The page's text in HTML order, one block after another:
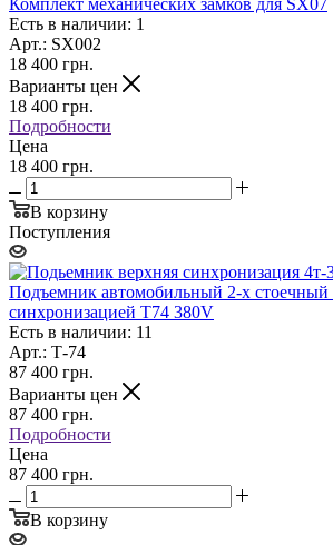
Есть в наличии: 1
Арт.: SX002
18 400 грн.
Варианты цен
18 400 грн.
Подробности
Цена
18 400 грн.
В корзину
Поступления
Подъемник автомобильный 2-х стоечный
синхронизацией T74 380V
Есть в наличии: 11
Арт.: Т-74
87 400 грн.
Варианты цен
87 400 грн.
Подробности
Цена
87 400 грн.
В корзину